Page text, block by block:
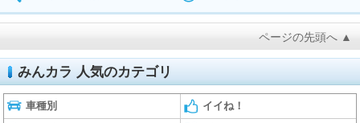
ページの先頭へ ▲
みんカラ 人気のカテゴリ
車種別 イイね！